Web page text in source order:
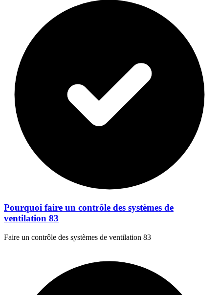
Pourquoi faire un contrôle des systèmes de
ventilation 83
Faire un contrôle des systèmes de ventilation 83